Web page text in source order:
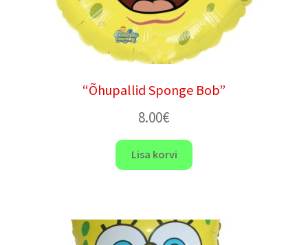
“Õhupallid Sponge Bob”
8.00€
Lisa korvi